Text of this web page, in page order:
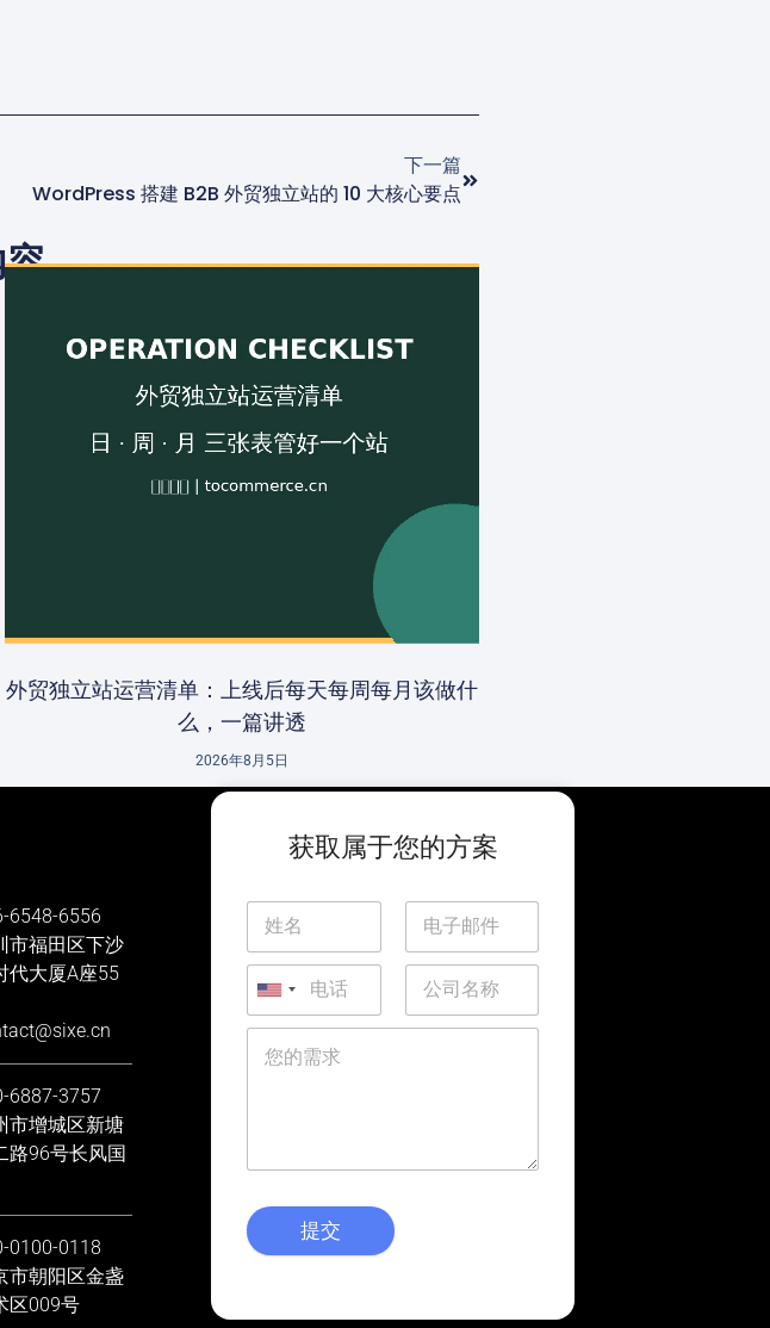
下一篇
WordPress 搭建 B2B 外贸独立站的 10 大核心要点
外贸独立站运营清单：上线后每天每周每月该做什
么，一篇讲透
2026年8月5日
6548-6556
市福田区下沙
代大厦A座55
6887-3757
市增城区新塘
路96号长风国
0100-0118
市朝阳区金盏
区009号
获取属于您的方案
提交